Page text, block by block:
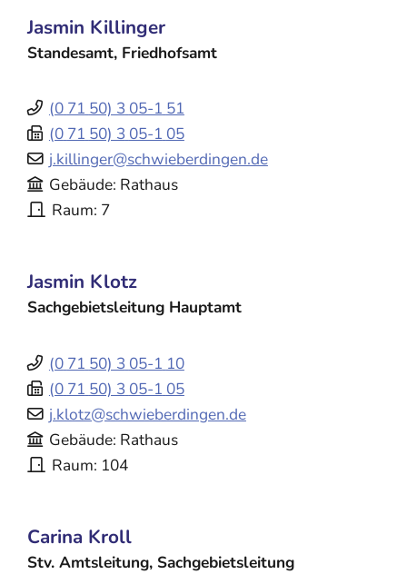
Jasmin Killinger
Standesamt, Friedhofsamt
(0 71 50) 3 05-1 51
(0 71 50) 3 05-1 05
j.killinger@schwieberdingen.de
Gebäude Rathaus
Raum 7
Jasmin Klotz
Sachgebietsleitung Hauptamt
(0 71 50) 3 05-1 10
(0 71 50) 3 05-1 05
j.klotz@schwieberdingen.de
Gebäude Rathaus
Raum 104
Carina Kroll
Stv. Amtsleitung, Sachgebietsleitung